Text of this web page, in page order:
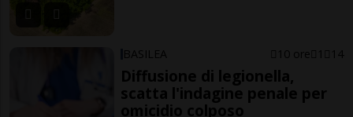
BASILEA 10 ore 1 14
Diffusione di legionella,
scatta l'indagine penale per
omicidio colposo